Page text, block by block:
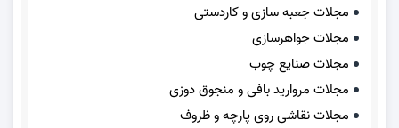
مجلات جعبه سازی و کاردستی
مجلات جواهرسازی
مجلات صنایع چوب
مجلات مروارید بافی و منجوق دوزی
مجلات نقاشی روی پارچه و ظروف